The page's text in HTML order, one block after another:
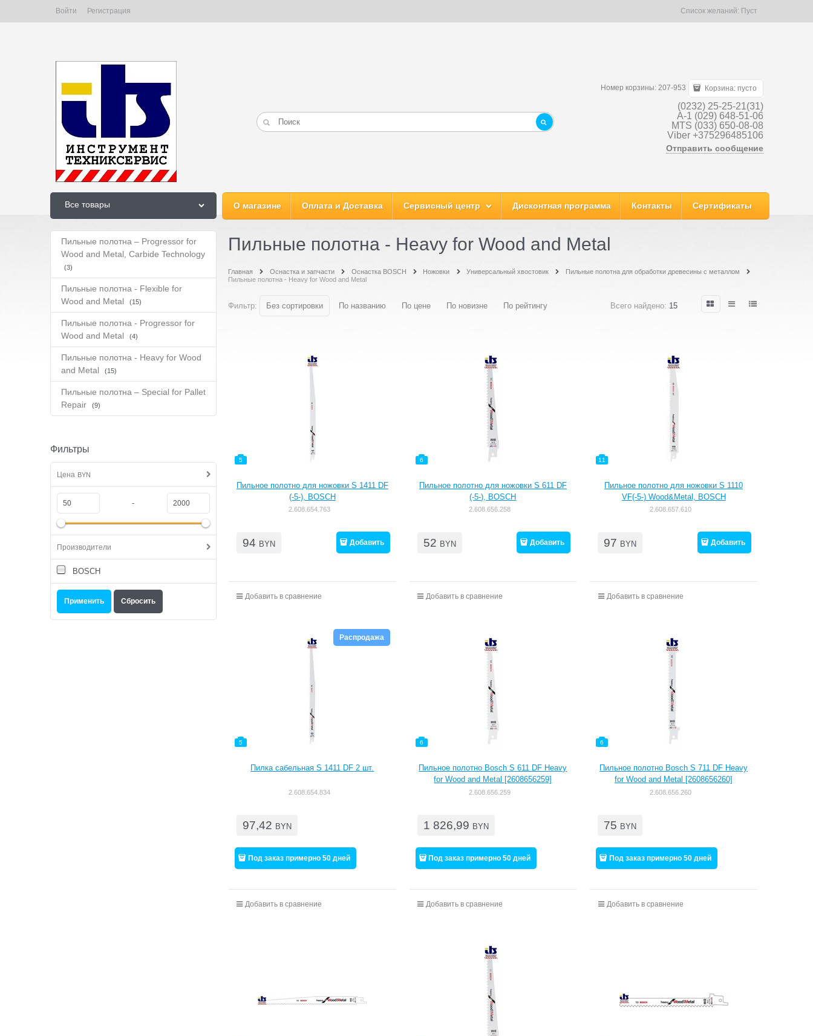
Войти Регистрация Список желаний: Пуст
Номер корзины: 207-953 Корзина: пусто
(0232) 25-25-21(31)
A-1 (029) 648-51-06
MTS (033) 650-08-08
Viber +375296485106
Отправить сообщение
Все товары О магазине Оплата и Доставка Сервисный центр Дисконтная программа Контакты Сертификаты
Пильные полотна – Progressor for
Wood and Metal, Carbide Technology
(3)
Пильные полотна - Flexible for
Wood and Metal
(15)
Пильные полотна - Progressor for
Wood and Metal
(4)
Пильные полотна - Heavy for Wood
and Metal
(15)
Пильные полотна – Special for Pallet
Repair
(9)
Фильтры
Цена BYN
-
Производители
BOSCH
Пильные полотна - Heavy for Wood and Metal
Главная Оснастка и запчасти Оснастка BOSCH Ножовки Универсальный хвостовик
Пильные полотна для обработки древесины с металлом
Пильные полотна - Heavy for Wood and Metal
Фильтр: Без сортировки По названию По цене По новизне По рейтингу Всего найдено: 15
5
Пильное полотно для ножовки S 1411 DF
(-5-), BOSCH
2.608.654.763
94 BYN Добавить
Добавить в сравнение
6
Пильное полотно для ножовки S 611 DF
(-5-), BOSCH
2.608.656.258
52 BYN Добавить
Добавить в сравнение
11
Пильное полотно для ножовки S 1110
VF(-5-) Wood&Metal, BOSCH
2.608.657.610
97 BYN Добавить
Добавить в сравнение
5
Пилка сабельная S 1411 DF 2 шт.
2.608.654.834
Распродажа
97,42 BYN
Под заказ примерно 50 дней
Добавить в сравнение
6
Пильное полотно Bosch S 611 DF Heavy
for Wood and Metal [2608656259]
2.608.656.259
1 826,99 BYN
Под заказ примерно 50 дней
Добавить в сравнение
6
Пильное полотно Bosch S 711 DF Heavy
for Wood and Metal [2608656260]
2.608.656.260
75 BYN
Под заказ примерно 50 дней
Добавить в сравнение